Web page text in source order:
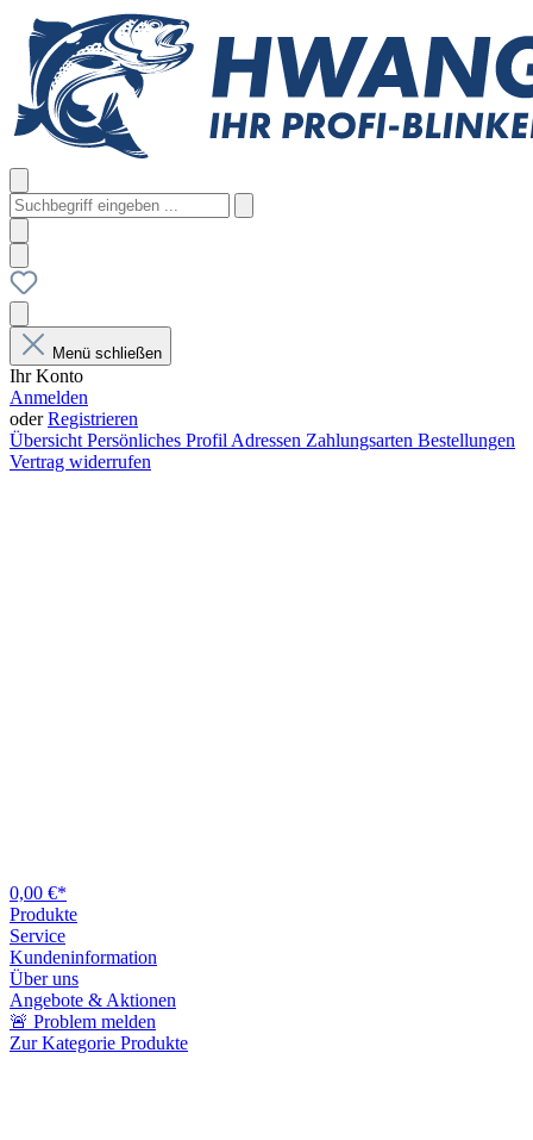
Menü schließen
Ihr Konto
Anmelden
oderRegistrieren
Übersicht Persönliches Profil Adressen Zahlungsarten Bestellungen
Vertrag widerrufen
0,00 €*
Produkte
Service
Kundeninformation
Über uns
Angebote & Aktionen
🚨 Problem melden
Zur Kategorie Produkte